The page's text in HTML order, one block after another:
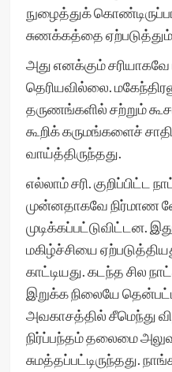
நுழைத்துக்
சுணக்கத்தை
அது எனக்கும் சரியாகவே
தெரியவில்லை.
தருணங்களில் சற்றும்
கூறிக் கருமங்களைச்
வாய்த்திருந்தது.
எல்லாம் சரி. குறிப்பிட்ட
முன்னதாகவே நிர்மாண
முடிக்கப்பட்டுவிட்டன.
மகிழ்ச்சியை
காட்டியது. கடந்த சில
இறுக்க நிலையே
அவகாசத்தில் சீமெந்து
நிர்ப்பந்தம் தலைமை
சுமத்தப்பட்டிருந்தது.